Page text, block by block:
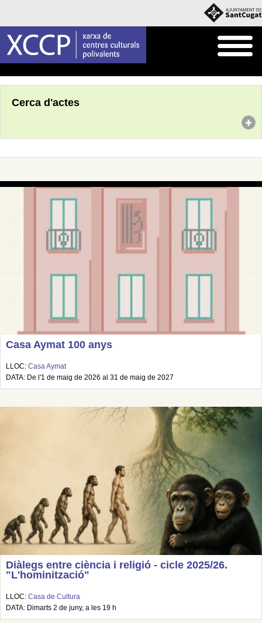
Cerca d'actes
Casa Aymat 100 anys
LLOC: Casa Aymat
DATA: De l'1 de maig de 2026 al 31 de maig de 2027
Diàlegs entre ciència i religió - cicle 2025/26.
"L'hominització"
LLOC: Casa de Cultura
DATA: Dimarts 2 de juny, a les 19 h